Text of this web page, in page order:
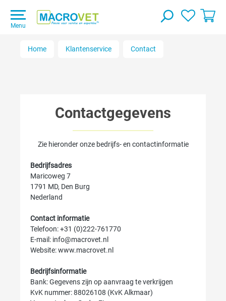
Menu
Home Klantenservice Contact
Contactgegevens
Zie hieronder onze bedrijfs- en contactinformatie
Bedrijfsadres
Maricoweg 7
1791 MD, Den Burg
Nederland
Contact informatie
Telefoon: +31 (0)222-761770
E-mail: info@macrovet.nl
Website: www.macrovet.nl
Bedrijfsinformatie
Bank: Gegevens zijn op aanvraag te verkrijgen
KvK nummer: 88026108 (KvK Alkmaar)